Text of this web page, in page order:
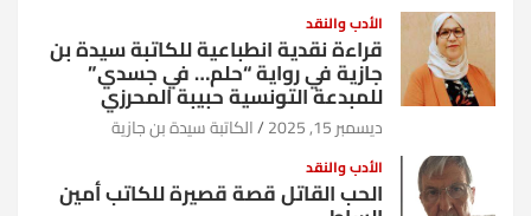
الأدب والنقد
قراءة نقدية انطباعية للكاتبة سيدة بن
جازية في رواية “حلم… في جسدي”
للمبدعة التونسية حبيبة المحرزي
ديسمبر 15, 2025 الكاتبة سيدة بن جازية
الأدب والنقد
الحب القاتل قصة قصيرة للكاتب أمين